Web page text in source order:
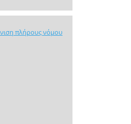
πλήρους νόμου